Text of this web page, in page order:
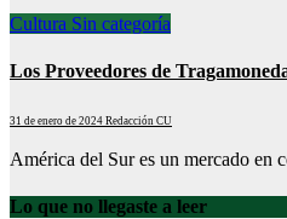
Cultura Sin categoría
Los Proveedores de
31 de enero de 2024 Redacción CU
América del Sur es un mercado en
Lo que no llegaste a leer